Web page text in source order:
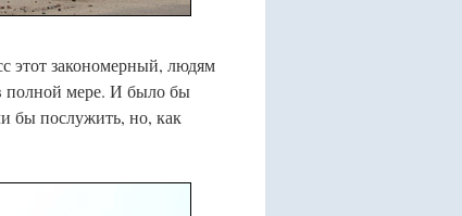
этот закономерный, людям
полной мере. И было бы
бы послужить, но, как